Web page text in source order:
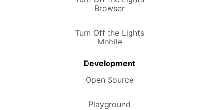
Browser
Turn Off the Lights
Mobile
Development
Open Source
Playground